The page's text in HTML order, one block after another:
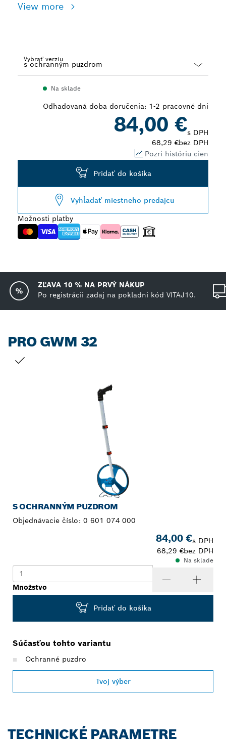
View more
Vybrať verziu
Na sklade
Odhadovaná doba doručenia: 1-2 pracovné dni
84,00 €s DPH
68,29 €bez DPH
Pozri históriu cien
Pridať do košíka
Vyhľadať miestneho predajcu
Možnosti platby
ZĽAVA 10 % NA PRVÝ NÁKUP
Po registrácii zadaj na pokladni kód VITAJ10.
PRO GWM 32
S OCHRANNÝM PUZDROM
Objednávacie číslo: 0 601 074 000
84,00 €s DPH
68,29 €bez DPH
Na sklade
Množstvo
Pridať do košíka
Súčasťou tohto variantu
Ochranné puzdro
Tvoj výber
TECHNICKÉ PARAMETRE